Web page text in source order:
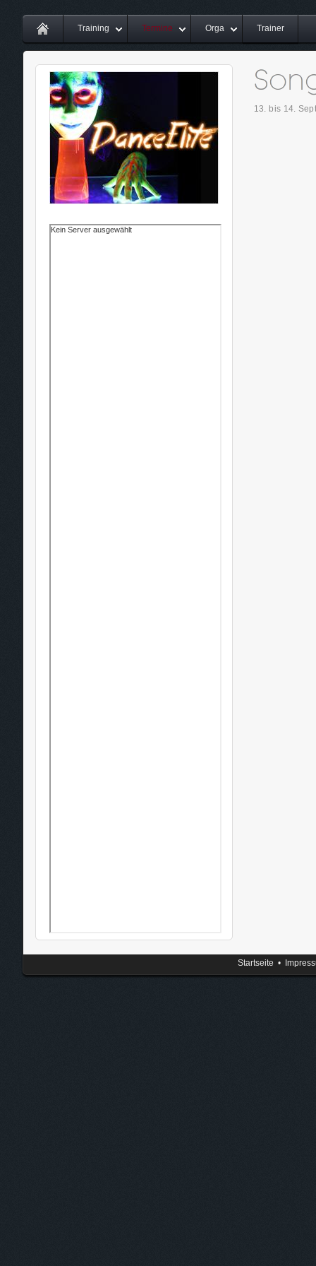
Training Termine Orga Trainer
13. bis 14.
Startseite •